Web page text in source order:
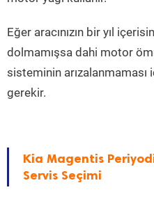
Eğer aracınızın bir yıl
dolmamışsa dahi motor
sisteminin arızalanmaması
gerekir.
Kia Magentis
Servis Seçimi